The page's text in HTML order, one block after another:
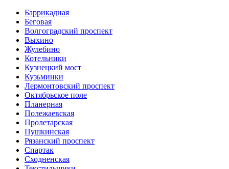
Баррикадная
Беговая
Волгоградский проспект
Выхино
Жулебино
Котельники
Кузнецкий мост
Кузьминки
Лермонтовский проспект
Октябрьское поле
Планерная
Полежаевская
Пролетарская
Пушкинская
Рязанский проспект
Спартак
Сходненская